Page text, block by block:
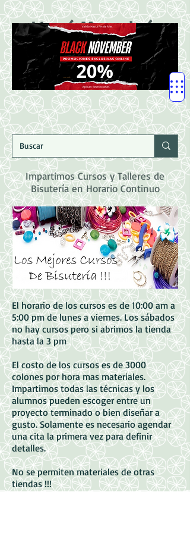
LLegó Mercadería
Nuevaaaaaa!!!!!
Impartimos Cursos y Talleres de
Bisutería en Horario Continuo
El horario de los cursos es de 10:00 am a
5:00 pm de lunes a viernes. Los sábados
no hay cursos pero si abrimos la tienda
hasta la 3 pm
El costo de los cursos es de 3000
colones por hora mas materiales.
Impartimos todas las técnicas y los
alumnos pueden escoger entre un
proyecto terminado o bien diseñar a
gusto. Solamente es necesario agendar
una cita la primera vez para definir
detalles.
No se permiten materiales de otras
tiendas !!!